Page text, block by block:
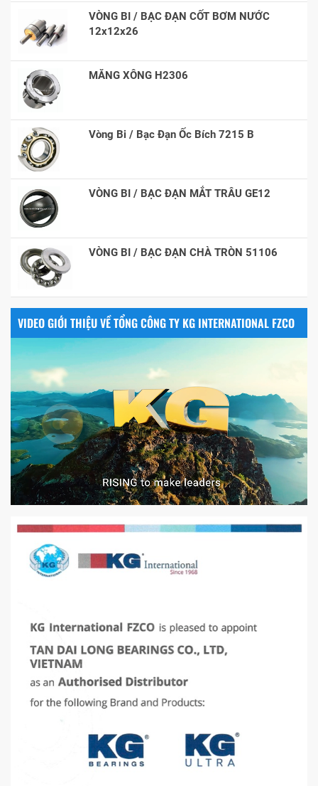
VÒNG BI / BẠC ĐẠN CỐT BƠM NƯỚC
12x12x26
MĂNG XÔNG H2306
Vòng Bi / Bạc Đạn Ốc Bích 7215 B
VÒNG BI / BẠC ĐẠN MẮT TRÂU GE12
VÒNG BI / BẠC ĐẠN CHÀ TRÒN 51106
VIDEO GIỚI THIỆU VỀ TỔNG CÔNG TY KG INTERNATIONAL FZCO